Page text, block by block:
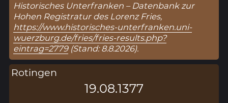
Historisches Unterfranken – Datenbank zur
Hohen Registratur des Lorenz Fries,
https://www.historisches-unterfranken.uni-
wuerzburg.de/fries/fries-results.php?
eintrag=2779(Stand: 8.8.2026).
Rotingen
19.08.1377